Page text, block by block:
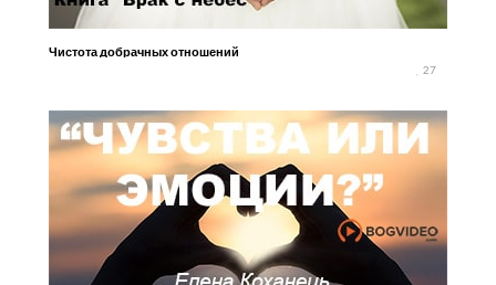
Чистота добрачных отношений
27